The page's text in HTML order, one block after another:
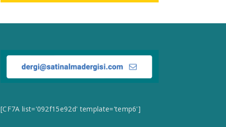
[CF7A list='092f15e92d' template='temp6']